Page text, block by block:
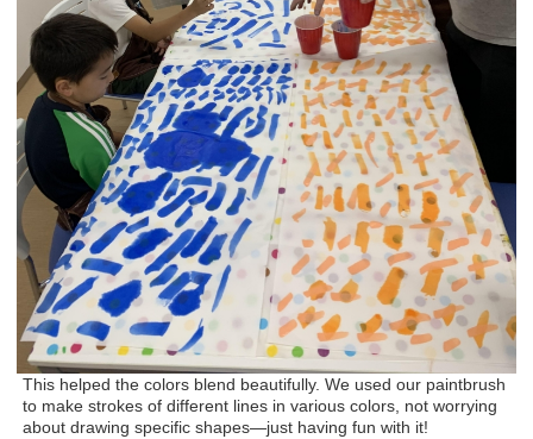
This helped the colors blend beautifully. We used our paintbrush
to make strokes of different lines in various colors, not worrying
about drawing specific shapes—just having fun with it!